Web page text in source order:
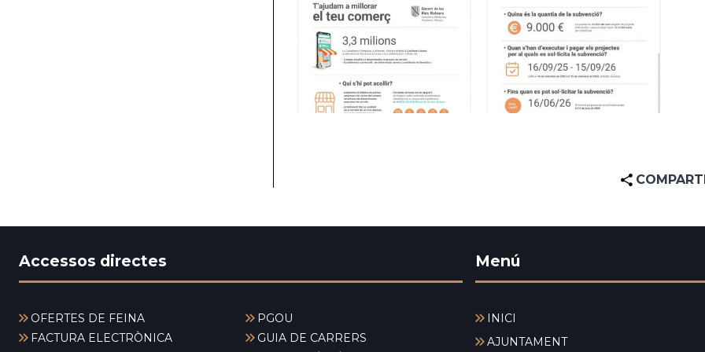
Accessos directes
OFERTES DE FEINA
PGOU
FACTURA ELECTRÒNICA
GUIA DE CARRERS
Menú
INICI
AJUNTAMENT